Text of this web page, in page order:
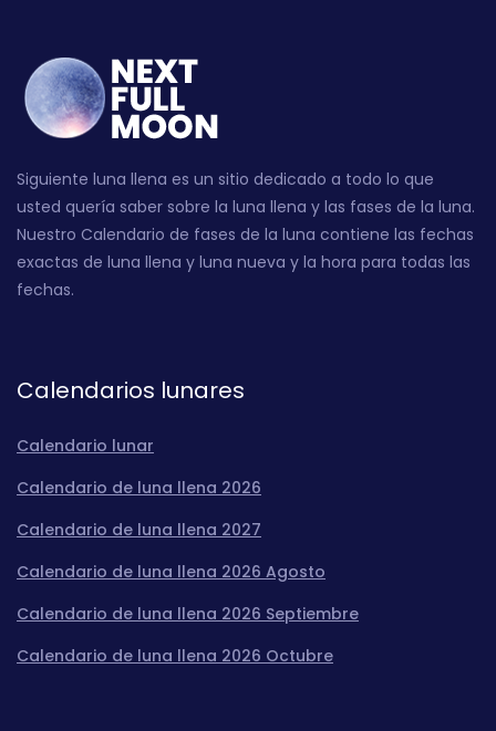
Siguiente luna llena es un sitio dedicado a todo lo que
usted quería saber sobre la luna llena y las fases de la luna.
Nuestro Calendario de fases de la luna contiene las fechas
exactas de luna llena y luna nueva y la hora para todas las
fechas.
Calendarios lunares
Calendario lunar
Calendario de luna llena 2026
Calendario de luna llena 2027
Calendario de luna llena 2026 Agosto
Calendario de luna llena 2026 Septiembre
Calendario de luna llena 2026 Octubre